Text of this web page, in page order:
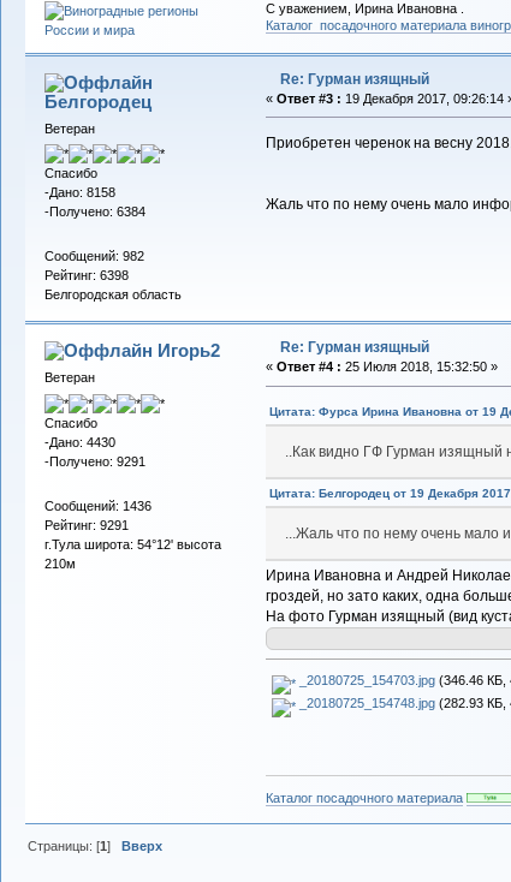
С уважением, Ирина Ивановна .
Каталог посадочного материала
Белгородец
Ветеран
Спасибо
-Дано: 8158
-Получено: 6384
Сообщений: 982
Рейтинг: 6398
Белгородская область
Re: Гурман изящный
« Ответ #3 : 19 Декабря 2017, 09:26:14
Приобретен черенок на весну
Жаль что по нему очень мало
Игорь2
Ветеран
Спасибо
-Дано: 4430
-Получено: 9291
Сообщений: 1436
Рейтинг: 9291
г.Тула широта: 54°12' высота
210м
Re: Гурман изящный
« Ответ #4 : 25 Июля 2018, 15:32:50 »
Цитата: Фурса Ирина Ивановна от 19
..Как видно ГФ Гурман изящный
Цитата: Белгородец от 19 Декабря
...Жаль что по нему очень мало
Ирина Ивановна и Андрей
гроздей, но зато каких, одна
На фото Гурман изящный (вид
_20180725_154703.jpg(346.46 КБ,
_20180725_154748.jpg(282.93 КБ,
Каталог посадочного материала
Страницы: [1]Вверх